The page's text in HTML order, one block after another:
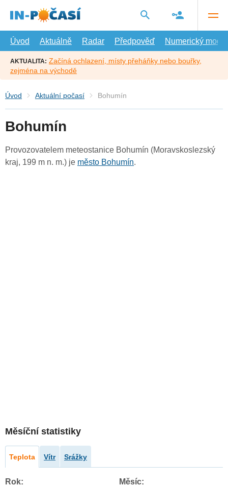
hlavní
Úvod
Aktuálně Radar Předpověď Numerický model
AKTUALITA: Začíná ochlazení, místy přeháňky nebo bouřky,
zejména na východě
Úvod Aktuální počasí Bohumín
Bohumín
Provozovatelem meteostanice Bohumín (Moravskoslezský
kraj, 199 m n. m.) je město Bohumín.
Měsíční statistiky
Teplota Vítr Srážky
Rok: Měsíc: